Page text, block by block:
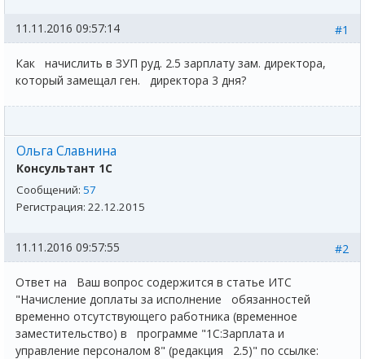
#1
11.11.2016 09:57:14
Как начислить в ЗУП руд. 2.5 зарплату зам. директора,
который замещал ген. директора 3 дня?
Ольга Славнина
Консультант 1С
Сообщений: 57
Регистрация: 22.12.2015
#2
11.11.2016 09:57:55
Ответ на Ваш вопрос содержится в статье ИТС
"Начисление доплаты за исполнение обязанностей
временно отсутствующего работника (временное
заместительство) в программе "1С:Зарплата и
управление персоналом 8" (редакция 2.5)" по ссылке: